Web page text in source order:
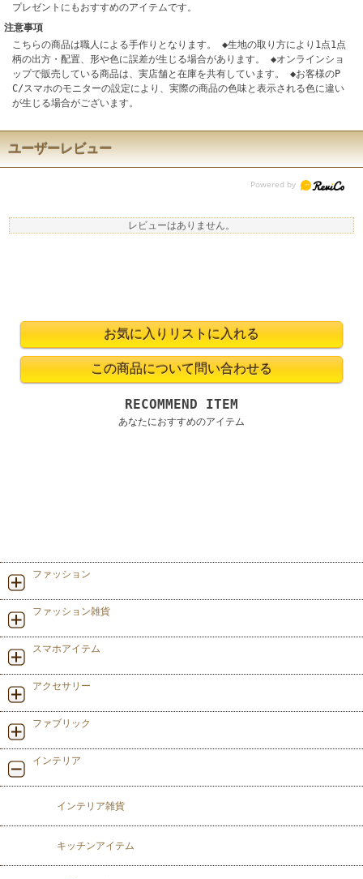
プレゼントにもおすすめのアイテムです。
注意事項
こちらの商品は職人による手作りとなります。 ◆生地の取り方により1点1点
柄の出方・配置、形や色に誤差が生じる場合があります。 ◆オンラインショ
ップで販売している商品は、実店舗と在庫を共有しています。 ◆お客様のP
C/スマホのモニターの設定により、実際の商品の色味と表示される色に違い
が生じる場合がございます。
ユーザーレビュー
レビューはありません。
RECOMMEND ITEM
あなたにおすすめのアイテム
ファッション
ファッション雑貨
スマホアイテム
アクセサリー
ファブリック
インテリア
インテリア雑貨
キッチンアイテム